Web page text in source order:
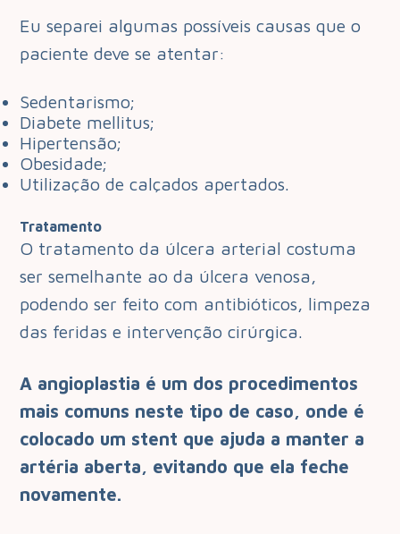
Eu separei algumas possíveis causas que o
paciente deve se atentar:
Sedentarismo;
Diabete mellitus;
Hipertensão;
Obesidade;
Utilização de calçados apertados.
Tratamento
O tratamento da úlcera arterial costuma
ser semelhante ao da úlcera venosa,
podendo ser feito com antibióticos, limpeza
das feridas e intervenção cirúrgica.
A angioplastia é um dos procedimentos
mais comuns neste tipo de caso, onde é
colocado um stent que ajuda a manter a
artéria aberta, evitando que ela feche
novamente.